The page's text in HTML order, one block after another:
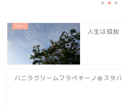
人生は孤独
バニラクリームフラペチーノ＠スタバ